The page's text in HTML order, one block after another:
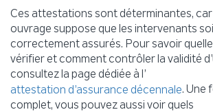
Ces attestations sont déterminantes,
ouvrage suppose que les intervenants
correctement assurés. Pour savoir
vérifier et comment contrôler la validité
consultez la page dédiée à l’
attestation d’assurance décennale. Une
complet, vous pouvez aussi voir quels